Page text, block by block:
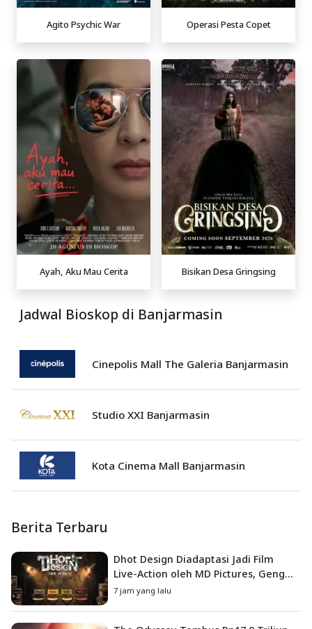
Agito Psychic War Operasi Pesta Copet
Ayah, Aku Mau Cerita Bisikan Desa Gringsing
Jadwal Bioskop di Banjarmasin
Cinepolis Mall The Galeria Banjarmasin
Studio XXI Banjarmasin
Kota Cinema Mall Banjarmasin
Berita Terbaru
Dhot Design Diadaptasi Jadi Film
Live-Action oleh MD Pictures, Geng
4G Siap ke Layar Lebar
7 jam yang lalu